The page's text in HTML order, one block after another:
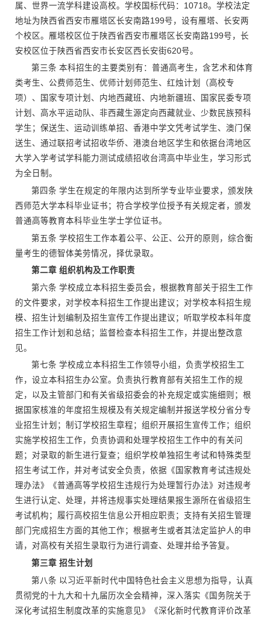
属、世界一流学科建设高校。学校国标代码：10718。学校法定
地址为陕西省西安市雁塔区长安南路199号，设有雁塔、长安两
个校区。雁塔校区位于陕西省西安市雁塔区长安南路199号，长
安校区位于陕西省西安市长安区西长安街620号。
第三条 本科招生的主要类别有：普通高考生，含艺术和体育
类考生、公费师范生、优师计划师范生、红烛计划（高校专
项）、国家专项计划、内地西藏班、内地新疆班、国家民委专项
计划、高水平运动队、非西藏生源定向西藏就业、少数民族预科
学生；保送生、运动训练单招、香港中学文凭考试学生、澳门保
送生、通过联招考试招收华侨、港澳台地区学生和依据台湾地区
大学入学考试学科能力测试成绩招收台湾高中毕业生，学习形式
为全日制。
第四条 学生在规定的年限内达到所学专业毕业要求，颁发陕
西师范大学本科毕业证书；符合学校学位授予有关规定者，颁发
普通高等教育本科毕业生学士学位证书。
第五条 学校招生工作本着公平、公正、公开的原则，综合衡
量考生的德智体美劳情况，择优录取。
第二章 组织机构及工作职责
第六条 学校成立本科招生委员会，根据教育部关于招生工作
的文件要求，对学校本科招生工作提出建议；对学校本科招生规
模、招生计划编制及招生宣传工作提出建议；听取学校本科年度
招生工作计划和总结；监督检查本科招生工作，并提出整改意
见。
第七条 学校成立本科招生工作领导小组，负责学校招生工
作，设立本科招生办公室。负责执行教育部有关招生工作的规
定，以及主管部门和有关省级招委会的补充规定或实施细则；根
据国家核准的年度招生规模及有关规定编制并报送学校分省分专
业招生计划；制订学校招生章程；组织开展招生宣传工作；组织
实施学校招生工作，负责协调和处理学校招生工作中的有关问
题；对录取的新生进行复查；组织学校单独招生考试和特殊类型
招生考试工作，并对考试安全负责，依据《国家教育考试违规处
理办法》《普通高等学校招生违规行为处理暂行办法》对违规考
生进行认定、处理，并将违规事实处理结果报生源所在省级招生
考试机构；履行高校招生信息公开相应职责；支持有关招生管理
部门完成招生方面的其他工作；根据考生或者其法定监护人的申
请，对高校有关招生录取行为进行调查、处理并给予答复。
第三章 招生计划
第八条 以习近平新时代中国特色社会主义思想为指导，认真
贯彻党的十九大和十九届历次全会精神，深入落实《国务院关于
深化考试招生制度改革的实施意见》《深化新时代教育评价改革